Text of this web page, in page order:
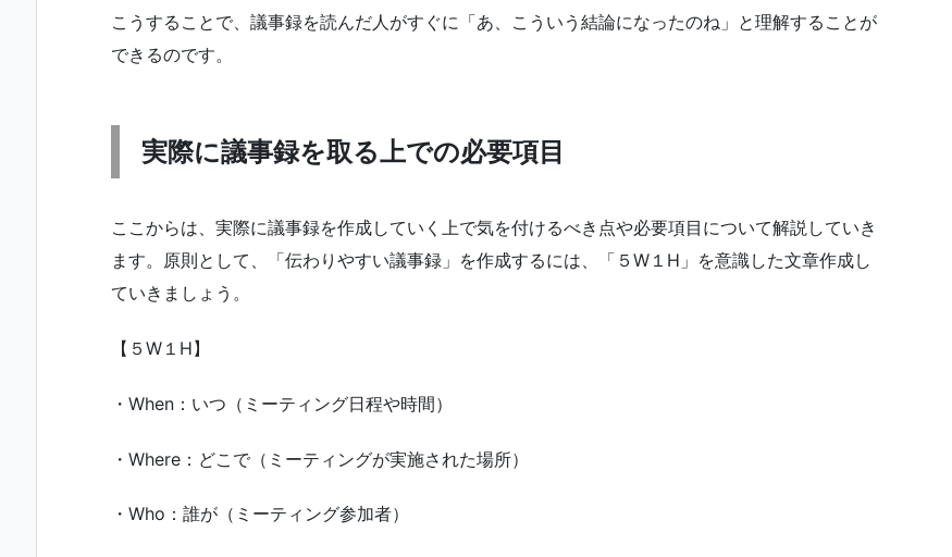
こうすることで、議事録を読んだ人がすぐに「あ、こういう結論になったのね」と理解することが
できるのです。
実際に議事録を取る上での必要項目
ここからは、実際に議事録を作成していく上で気を付けるべき点や必要項目について解説していき
ます。原則として、「伝わりやすい議事録」を作成するには、「５W１H」を意識した文章作成し
ていきましょう。
【５W１H】
・When：いつ（ミーティング日程や時間）
・Where：どこで（ミーティングが実施された場所）
・Who：誰が（ミーティング参加者）